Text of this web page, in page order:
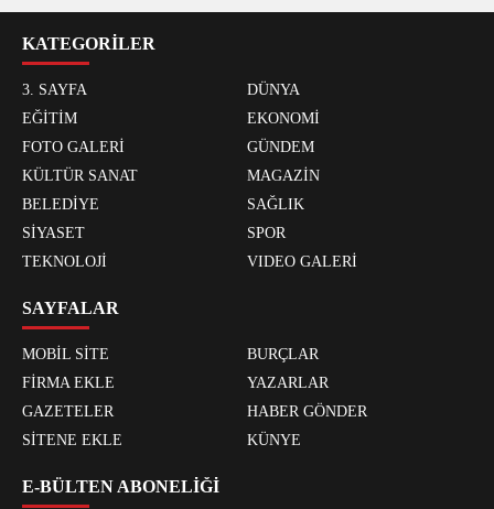
KATEGORİLER
3. SAYFA
DÜNYA
EĞİTİM
EKONOMİ
FOTO GALERİ
GÜNDEM
KÜLTÜR SANAT
MAGAZİN
BELEDİYE
SAĞLIK
SİYASET
SPOR
TEKNOLOJİ
VIDEO GALERİ
SAYFALAR
MOBİL SİTE
BURÇLAR
FİRMA EKLE
YAZARLAR
GAZETELER
HABER GÖNDER
SİTENE EKLE
KÜNYE
E-BÜLTEN ABONELİĞİ